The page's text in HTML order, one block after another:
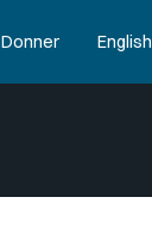
Donner English